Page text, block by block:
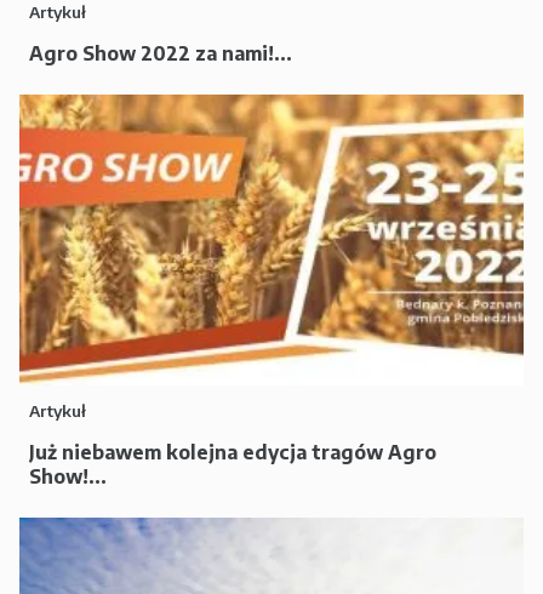
Artykuł
Agro Show 2022 za nami!...
Artykuł
Już niebawem kolejna edycja tragów Agro
Show!...